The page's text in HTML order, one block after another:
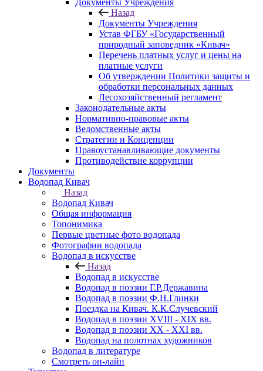
Документы Учреждения
Назад
Документы Учреждения
Устав ФГБУ «Государственный
природный заповедник «Кивач»
Перечень платных услуг и цены на
платные услуги
Об утверждении Политики защиты и
обработки персональных данных
Лесохозяйственный регламент
Законодательные акты
Нормативно-правовые акты
Ведомственные акты
Стратегии и Концепции
Правоустанавливающие документы
Противодействие коррупции
Документы
Водопад Кивач
Назад
Водопад Кивач
Общая информация
Топонимика
Первые цветные фото водопада
Фотографии водопада
Водопад в искусстве
Назад
Водопад в искусстве
Водопад в поэзии Г.Р.Державина
Водопад в поэзии Ф.Н.Глинки
Поездка на Кивач. К.К.Случевский
Водопад в поэзии XVIII - XIX вв.
Водопад в поэзии XX - XXI вв.
Водопад на полотнах художников
Водопад в литературе
Смотреть он-лайн